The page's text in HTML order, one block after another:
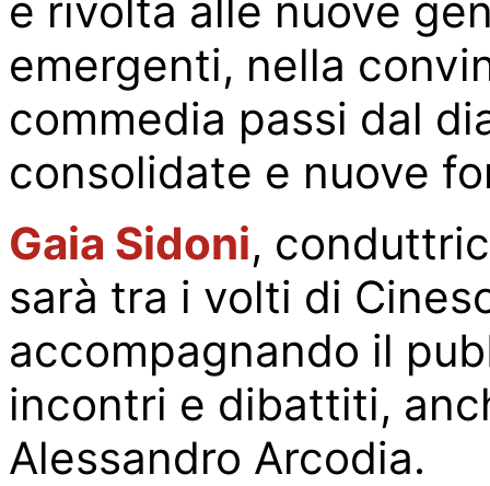
è rivolta alle nuove
emergenti, nella
commedia passi dal
consolidate e nuove
Gaia Sidoni,
sarà tra i volti di
accompagnando il
incontri e dibattiti,
Alessandro Arcodia.